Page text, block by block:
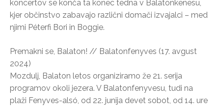
koncertov se konča ta konec tedna v Balatonkenesu,
kjer občinstvo zabavajo različni domači izvajalci – med
njimi Péterfi Bori in Boggie.
Premakni se, Balaton! // Balatonfenyves (17. avgust
2024)
Mozdulj, Balaton letos organiziramo že 21. serija
programov okoli jezera. V Balatonfenyvesu, tudi na
plaži Fenyves-alsó, od 22. junija devet sobot, od 14. ure